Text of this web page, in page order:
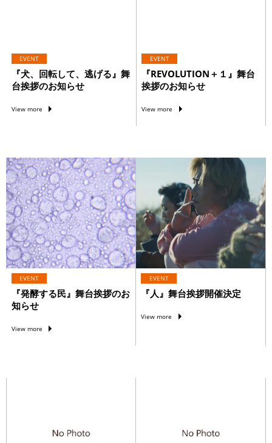
EVENT
『犬、回転して、逃げる』舞
台挨拶のお知らせ
View more
EVENT
『REVOLUTION＋１』舞台
挨拶のお知らせ
View more
EVENT
『発酵する民』舞台挨拶のお
知らせ
View more
EVENT
『人』舞台挨拶開催決定
View more